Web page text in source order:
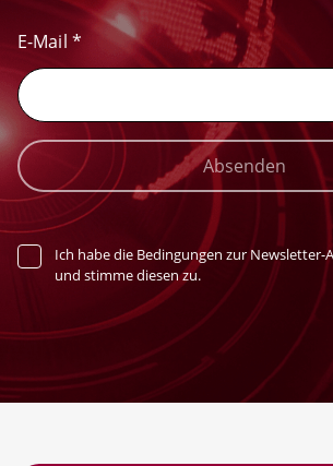
E-Mail *
Absenden
Ich habe die Bedingungen zur Newsletter-
und stimme diesen zu.